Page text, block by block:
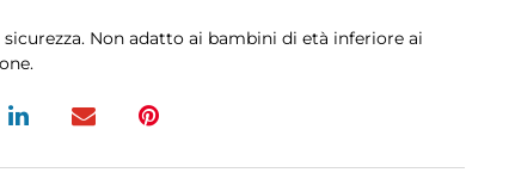
Non adatto ai bambini di età inferiore ai